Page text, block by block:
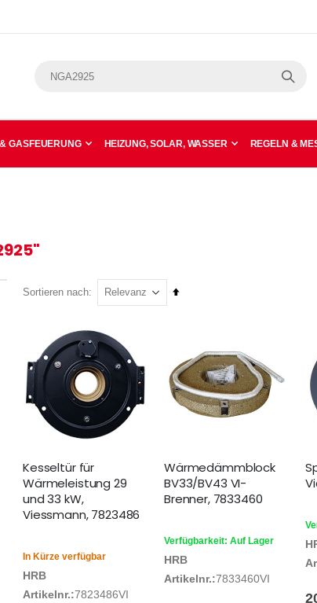
GASFEUERUNG HEIZUNG, SOLAR, WASSER REGELN &
Sortieren nach
In
Kesseltür für
Wärmeleistung 29
und 33 kW,
Viessmann, 7823486
In Kürze verfügbar
HRB
Artikelnr.:7823486VI
Wärmedämmblock
BV33/BV43 VI-
Brenner, 7833460
Verfügbarkeit: Auf Lager
HRB
Artikelnr.:7833460VI